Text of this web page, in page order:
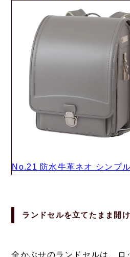
No.21 防水牛革ネオ シンプ
ランドセルを立てたまま開
全かぶせのランドセルは、ロ